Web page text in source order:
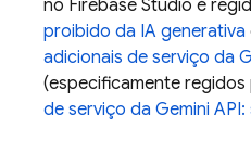
no Firebase Studio é
proibido da IA generativa
adicionais de serviço da
(especificamente regidos
de serviço da Gemini API: